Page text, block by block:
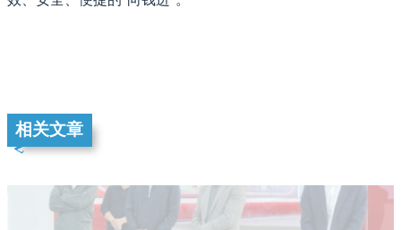
相关文章